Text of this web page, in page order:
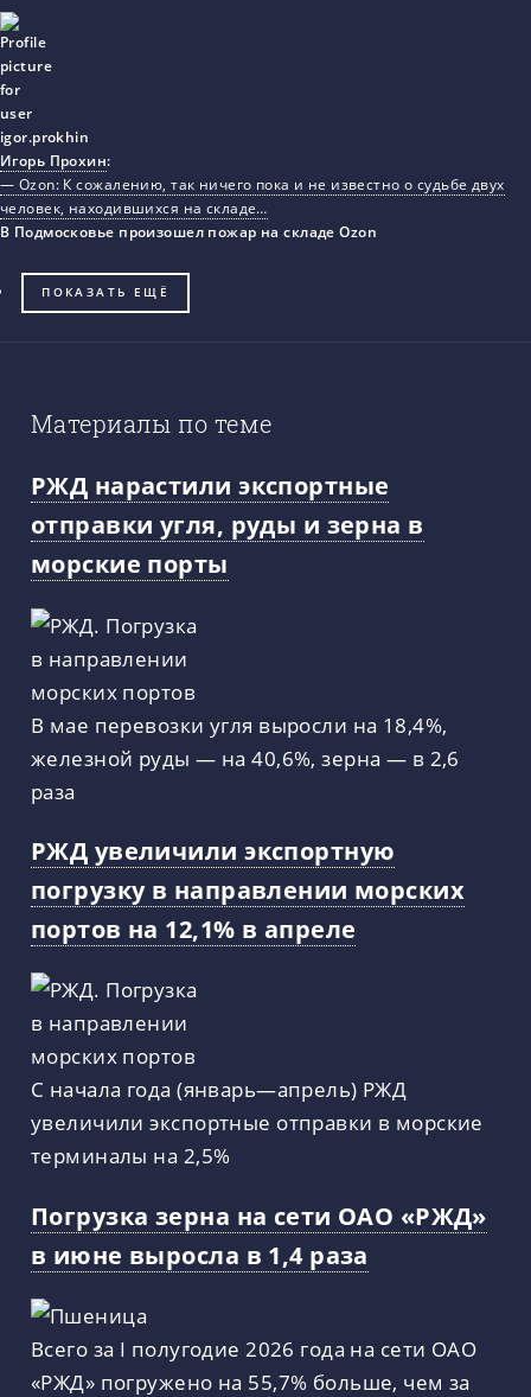
Игорь Прохин:
— Ozon: К сожалению, так ничего пока и не известно о судьбе двух
человек, находившихся на складе…
В Подмосковье произошел пожар на складе Ozon
ПОКАЗАТЬ ЕЩЁ
Материалы по теме
РЖД нарастили экспортные
отправки угля, руды и зерна в
морские порты
В мае перевозки угля выросли на 18,4%,
железной руды — на 40,6%, зерна — в 2,6
раза
РЖД увеличили экспортную
погрузку в направлении морских
портов на 12,1% в апреле
С начала года (январь—апрель) РЖД
увеличили экспортные отправки в морские
терминалы на 2,5%
Погрузка зерна на сети ОАО «РЖД»
в июне выросла в 1,4 раза
Всего за I полугодие 2026 года на сети ОАО
«РЖД» погружено на 55,7% больше, чем за